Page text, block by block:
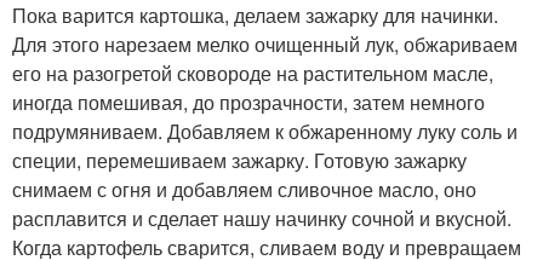
Пока варится картошка, делаем зажарку для начинки.
Для этого нарезаем мелко очищенный лук, обжариваем
его на разогретой сковороде на растительном масле,
иногда помешивая, до прозрачности, затем немного
подрумяниваем. Добавляем к обжаренному луку соль и
специи, перемешиваем зажарку. Готовую зажарку
снимаем с огня и добавляем сливочное масло, оно
расплавится и сделает нашу начинку сочной и вкусной.
Когда картофель сварится, сливаем воду и превращаем